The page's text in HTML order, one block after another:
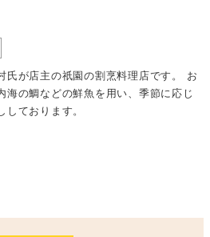
氏が店主の祇園の割烹料理店です。 お
海の鯛などの鮮魚を用い、季節に応じ
ております。